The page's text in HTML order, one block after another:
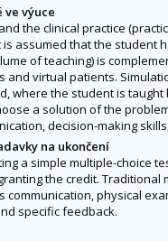
ve výuce
the clinical practice
assumed that the student
of teaching) is
virtual patients.
where the student is
a solution of the
decision-making
na ukončení
a simple multiple-choice
the credit.
communication, physical
specific feedback.